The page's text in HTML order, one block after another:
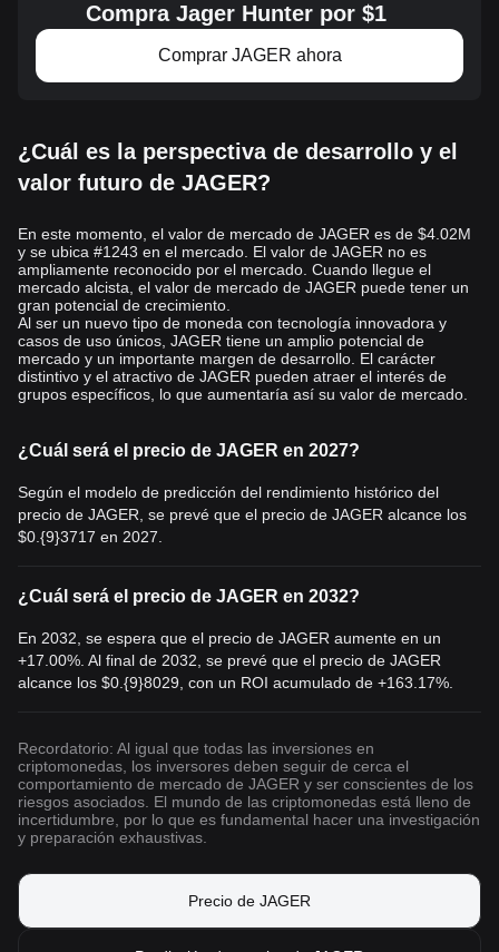
Compra Jager Hunter por $1
Comprar JAGER ahora
¿Cuál es la perspectiva de desarrollo y el
valor futuro de JAGER?
En este momento, el valor de mercado de JAGER es de $4.02M
y se ubica #1243 en el mercado. El valor de JAGER no es
ampliamente reconocido por el mercado. Cuando llegue el
mercado alcista, el valor de mercado de JAGER puede tener un
gran potencial de crecimiento.
Al ser un nuevo tipo de moneda con tecnología innovadora y
casos de uso únicos, JAGER tiene un amplio potencial de
mercado y un importante margen de desarrollo. El carácter
distintivo y el atractivo de JAGER pueden atraer el interés de
grupos específicos, lo que aumentaría así su valor de mercado.
¿Cuál será el precio de JAGER en 2027?
Según el modelo de predicción del rendimiento histórico del
precio de JAGER, se prevé que el precio de JAGER alcance los
$0.{9}3717 en 2027.
¿Cuál será el precio de JAGER en 2032?
En 2032, se espera que el precio de JAGER aumente en un
+17.00%. Al final de 2032, se prevé que el precio de JAGER
alcance los $0.{9}8029 , con un ROI acumulado de +163.17%.
Recordatorio: Al igual que todas las inversiones en
criptomonedas, los inversores deben seguir de cerca el
comportamiento de mercado de JAGER y ser conscientes de los
riesgos asociados. El mundo de las criptomonedas está lleno de
incertidumbre, por lo que es fundamental hacer una investigación
y preparación exhaustivas.
Precio de JAGER